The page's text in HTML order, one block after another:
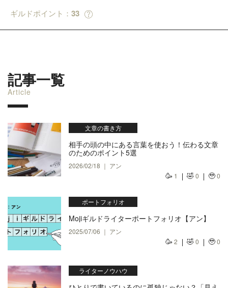
ギルドポイント： 33
記事一覧
Article
文章の書き方
相手の頭の中にある言葉を使おう！伝わる文章
のためのポイント5選
2026/02/18 ｜ アン
🥳 1 🤣0 🥹0
ポートフォリオ
Mojiギルドライターポートフォリオ【アン】
2025/07/06 ｜ アン
🥳 2 🤣0 🥹0
ライターノウハウ